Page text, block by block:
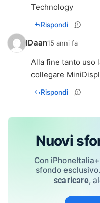
Technology
Rispondi
IDaan15 anni fa
Alla fine tanto uso
collegare
Rispondi
Nuovi
Con
sfondo
scaricare,